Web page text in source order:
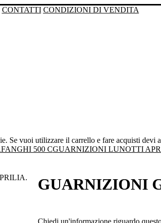
CONTATTI CONDIZIONI DI VENDITA
Se vuoi utilizzare il carrello e fare acquisti devi
500 CGUARNIZIONI LUNOTTI
GUARNIZIONI